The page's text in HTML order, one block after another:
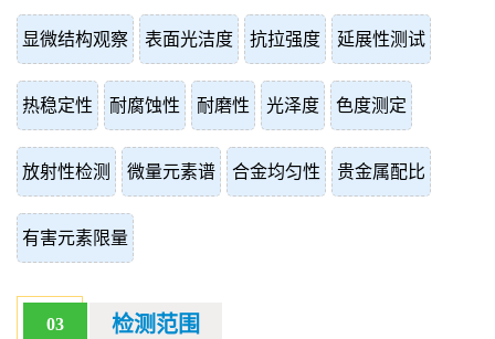
显微结构观察 表面光洁度 抗拉强度 延展性测试
热稳定性 耐腐蚀性 耐磨性 光泽度 色度测定
放射性检测 微量元素谱 合金均匀性 贵金属配比
有害元素限量
03 检测范围